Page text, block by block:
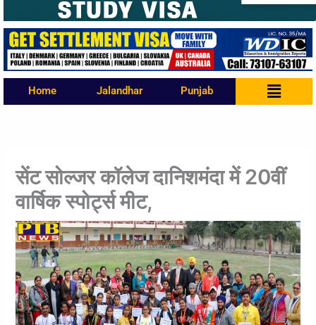
Home Jalandhar Punjab Menu
सेंट सोल्जर कॉलेज दानिशमंदा में 20वीं
वार्षिक स्पोर्ट्स मीट,